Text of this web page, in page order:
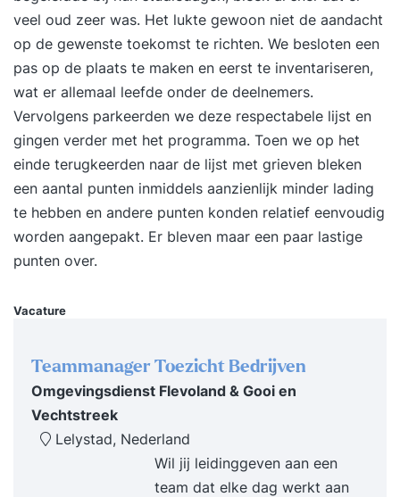
De toepassing hiervan ga je leren in deze
driedaagse training.
veel oud zeer was. Het lukte gewoon niet de aandacht
op de gewenste toekomst te richten. We besloten een
pas op de plaats te maken en eerst te inventariseren,
wat er allemaal leefde onder de deelnemers.
Vervolgens parkeerden we deze respectabele lijst en
gingen verder met het programma. Toen we op het
einde terugkeerden naar de lijst met grieven bleken
een aantal punten inmiddels aanzienlijk minder lading
te hebben en andere punten konden relatief eenvoudig
worden aangepakt. Er bleven maar een paar lastige
punten over.
Vacature
Teammanager Toezicht Bedrijven
Omgevingsdienst Flevoland & Gooi en
Vechtstreek
Lelystad, Nederland
Wil jij leidinggeven aan een
team dat elke dag werkt aan